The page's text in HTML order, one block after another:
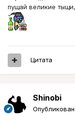
пущай великие
Цитата
Shinobi